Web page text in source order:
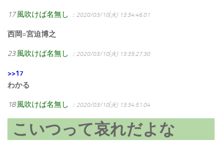
17 風吹けば名無し ：2020/03/10(火) 13:34:46.01
西岡=宮迫博之
23 風吹けば名無し ：2020/03/10(火) 13:35:27.30
>>17
わかる
18 風吹けば名無し ：2020/03/10(火) 13:34:51.04
こいつって哀れだよな